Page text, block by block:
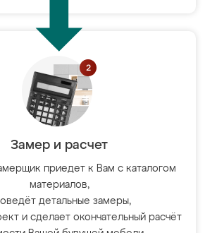
Замер и расчет
приедет к Вам с каталогом
материалов,
детальные замеры,
и сделает окончательный расчёт